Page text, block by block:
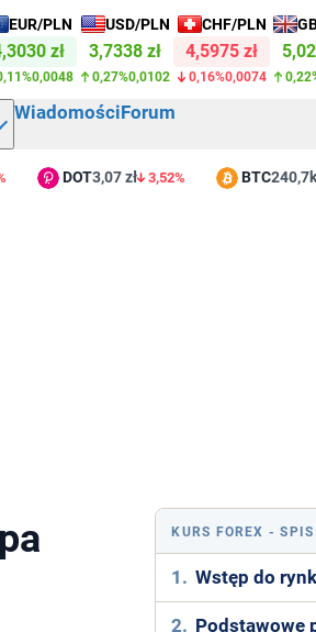
EUR/PLN
zł
0,0048
USD/PLN
3,7338 zł
0,27%0,0102
CHF/PLN
4,5975 zł
0,16%0,0074
WiadomościForum
DOT3,07 zł 3,52% BTC240,7k zł
KURS FOREX - SPIS
1. Wstęp do
2. Podstawowe